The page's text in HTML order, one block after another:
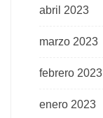
abril 2023
marzo 2023
febrero 2023
enero 2023